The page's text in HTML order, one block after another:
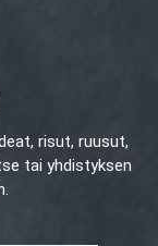
risut, ruusut,
tai yhdistyksen